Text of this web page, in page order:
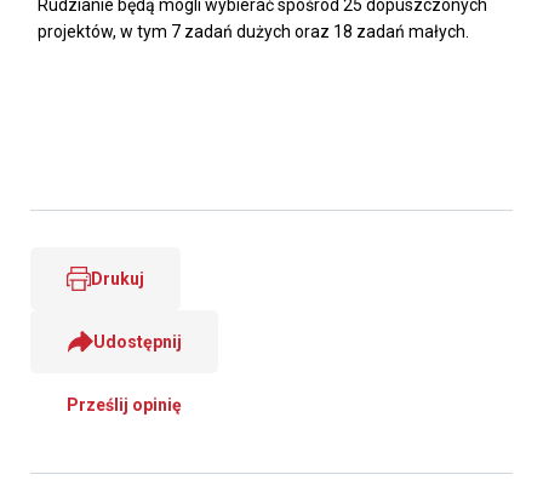
Rudzianie będą mogli wybierać spośród 25 dopuszczonych
projektów, w tym 7 zadań dużych oraz 18 zadań małych.
Drukuj
Udostępnij
Prześlij opinię